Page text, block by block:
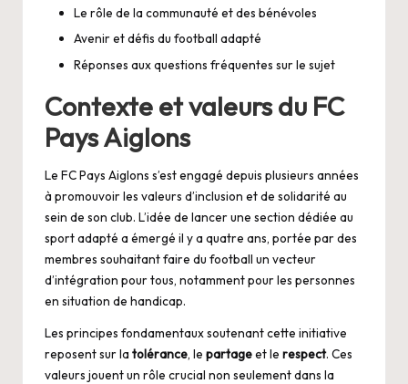
Le rôle de la communauté et des bénévoles
Avenir et défis du football adapté
Réponses aux questions fréquentes sur le sujet
Contexte et valeurs du FC
Pays Aiglons
Le FC Pays Aiglons s’est engagé depuis plusieurs années
à promouvoir les valeurs d’inclusion et de solidarité au
sein de son club. L’idée de lancer une section dédiée au
sport adapté a émergé il y a quatre ans, portée par des
membres souhaitant faire du football un vecteur
d’intégration pour tous, notamment pour les personnes
en situation de handicap.
Les principes fondamentaux soutenant cette initiative
reposent sur la tolérance, le partageet le respect. Ces
valeurs jouent un rôle crucial non seulement dans la